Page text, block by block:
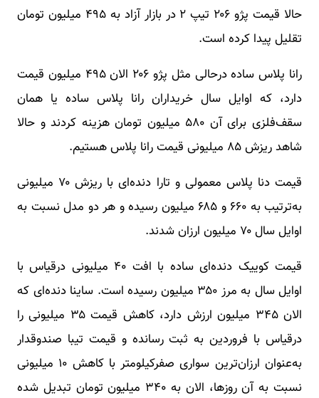
حالا قیمت پژو ۲۰۶ تیپ ۲ در بازار آزاد به ۴۹۵ میلیون تومان
تقلیل پیدا کرده است.
رانا پلاس ساده درحالی مثل پژو ۲۰۶ الان ۴۹۵ میلیون قیمت
دارد، که اوایل سال خریداران رانا پلاس ساده یا همان
سقف‌فلزی برای آن ۵۸۰ میلیون تومان هزینه کردند و حالا
شاهد ریزش ۸۵ میلیونی قیمت رانا پلاس هستیم.
قیمت دنا پلاس معمولی و تارا دنده‌ای با ریزش ۷۰ میلیونی
به‌ترتیب به ۶۶۰ و ۶۸۵ میلیون رسیده و هر دو مدل نسبت به
اوایل سال ۷۰ میلیون ارزان شدند.
قیمت کوییک دنده‌ای ساده با افت ۴۰ میلیونی درقیاس با
اوایل سال به مرز ۳۵۰ میلیون رسیده است. ساینا دنده‌ای که
الان ۳۴۵ میلیون ارزش دارد، کاهش قیمت ۳۵ میلیونی را
درقیاس با فروردین به ثبت رسانده و قیمت تیبا صندوقدار
به‌عنوان ارزان‌ترین سواری صفرکیلومتر با کاهش ۱۰ میلیونی
نسبت به آن روز‌ها، الان به ۳۴۰ میلیون تومان تبدیل شده